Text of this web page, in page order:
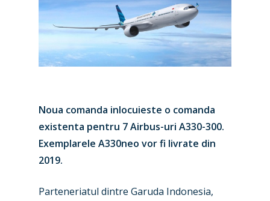
Noua comanda inlocuieste o comanda
existenta pentru 7 Airbus-uri A330-300.
Exemplarele A330neo vor fi livrate din
2019.
Parteneriatul dintre Garuda Indonesia,
New Routes